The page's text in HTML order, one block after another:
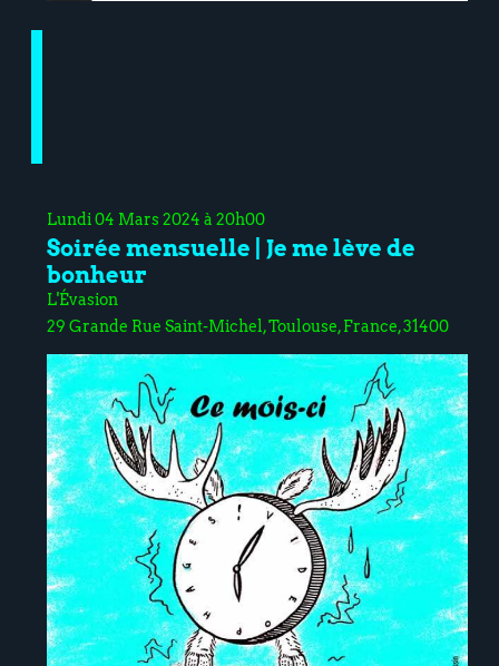
Lundi 04 Mars 2024 à 20h00
Soirée mensuelle | Je me lève de
bonheur
L'Évasion
29 Grande Rue Saint-Michel, Toulouse, France, 31400